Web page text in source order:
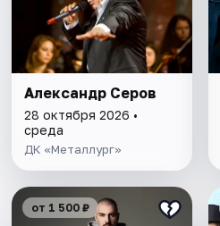
Александр Серов
28 октября 2026 •
среда
ДК «Металлург»
от 1 500 ₽